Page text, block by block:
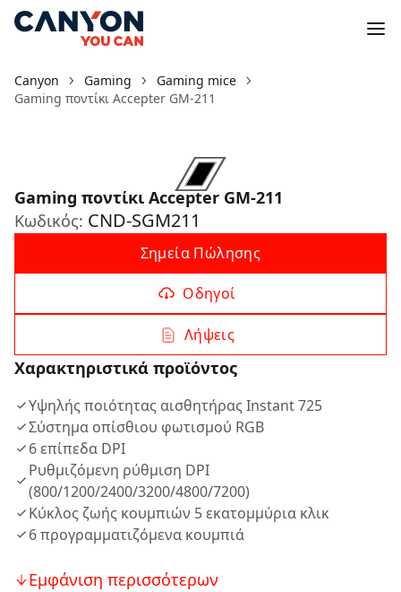
Canyon Gaming
Gaming mice
Gaming ποντίκι Accepter GM-211
Gaming ποντίκι Accepter GM-211
Κωδικός: CND-SGM211
Σημεία Πώλησης
Οδηγοί
Λήψεις
Χαρακτηριστικά προϊόντος
Υψηλής ποιότητας αισθητήρας Instant 725
Σύστημα οπίσθιου φωτισμού RGB
6 επίπεδα DPI
Ρυθμιζόμενη ρύθμιση DPI
(800/1200/2400/3200/4800/7200)
Κύκλος ζωής κουμπιών 5 εκατομμύρια κλικ
6 προγραμματιζόμενα κουμπιά
Εμφάνιση περισσότερων